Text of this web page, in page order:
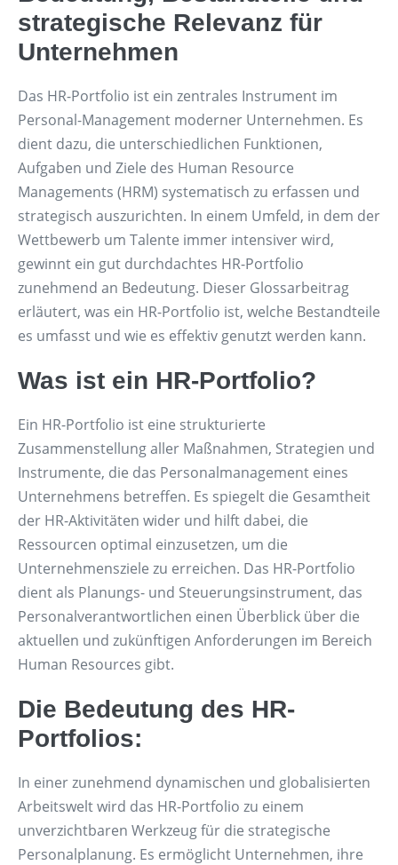
strategische Relevanz für
Unternehmen
Das HR-Portfolio ist ein zentrales Instrument im
Personal-Management moderner Unternehmen. Es
dient dazu, die unterschiedlichen Funktionen,
Aufgaben und Ziele des Human Resource
Managements (HRM) systematisch zu erfassen und
strategisch auszurichten. In einem Umfeld, in dem der
Wettbewerb um Talente immer intensiver wird,
gewinnt ein gut durchdachtes HR-Portfolio
zunehmend an Bedeutung. Dieser Glossarbeitrag
erläutert, was ein HR-Portfolio ist, welche Bestandteile
es umfasst und wie es effektiv genutzt werden kann.
Was ist ein HR-Portfolio?
Ein HR-Portfolio ist eine strukturierte
Zusammenstellung aller Maßnahmen, Strategien und
Instrumente, die das Personalmanagement eines
Unternehmens betreffen. Es spiegelt die Gesamtheit
der HR-Aktivitäten wider und hilft dabei, die
Ressourcen optimal einzusetzen, um die
Unternehmensziele zu erreichen. Das HR-Portfolio
dient als Planungs- und Steuerungsinstrument, das
Personalverantwortlichen einen Überblick über die
aktuellen und zukünftigen Anforderungen im Bereich
Human Resources gibt.
Die Bedeutung des HR-
Portfolios:
In einer zunehmend dynamischen und globalisierten
Arbeitswelt wird das HR-Portfolio zu einem
unverzichtbaren Werkzeug für die strategische
Personalplanung. Es ermöglicht Unternehmen, ihre